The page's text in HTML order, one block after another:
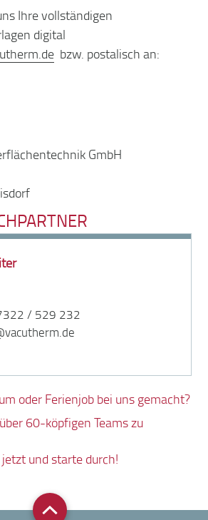
Ihre vollständigen
digital
bzw. postalisch an:
GmbH
/ 529 232
vacutherm.de
oder Ferienjob bei uns gemacht?
60-köpfigen Teams zu
und starte durch!